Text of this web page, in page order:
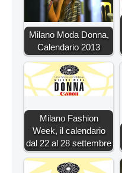
Milano Moda Donna,
Calendario 2013
Milano Fashion
Week, il calendario
dal 22 al 28 settembre